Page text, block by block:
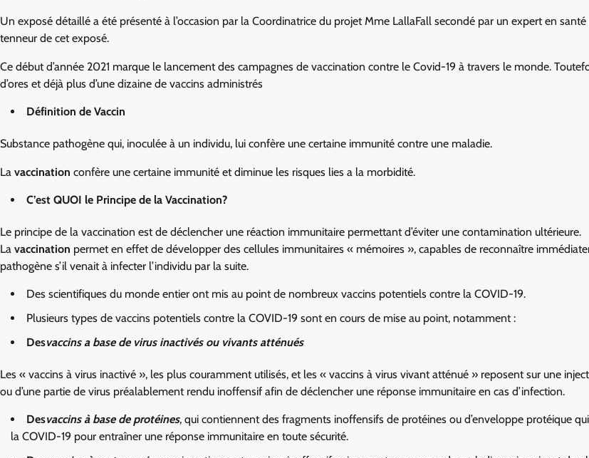
Un exposé détaillé a été présenté à l’occasion par la Coordinatrice du projet Mme LallaFall secondé par un expert en
tenneur de cet exposé.
Ce début d’année 2021 marque le lancement des campagnes de vaccination contre le Covid-19 à travers le monde.
d’ores et déjà plus d’une dizaine de vaccins administrés
Définition de Vaccin
Substance pathogène qui, inoculée à un individu, lui confère une certaine immunité contre une maladie.
La vaccination confère une certaine immunité et diminue les risques lies a la morbidité.
C’est QUOI le Principe de la Vaccination?
Le principe de la vaccination est de déclencher une réaction immunitaire permettant d’éviter une contamination ultérieure.
La vaccination permet en effet de développer des cellules immunitaires « mémoires », capables de reconnaître
pathogène s’il venait à infecter l’individu par la suite.
Des scientifiques du monde entier ont mis au point de nombreux vaccins potentiels contre la COVID-19.
Plusieurs types de vaccins potentiels contre la COVID-19 sont en cours de mise au point, notamment :
Desvaccins a base de virus inactivés ou vivants atténués
Les « vaccins à virus inactivé », les plus couramment utilisés, et les « vaccins à virus vivant atténué » reposent sur une
ou d’une partie de virus préalablement rendu inoffensif afin de déclencher une réponse immunitaire en cas d’infection.
Desvaccins à base de protéines, qui contiennent des fragments inoffensifs de protéines ou d’enveloppe protéique
la COVID-19 pour entraîner une réponse immunitaire en toute sécurité.